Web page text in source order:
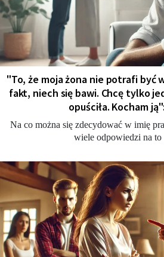
"To, że moja żona nie potrafi być
fakt, niech się bawi. Chcę tylko
opuściła. Kocham
Na co można się zdecydować w imię
wiele odpowiedzi na to